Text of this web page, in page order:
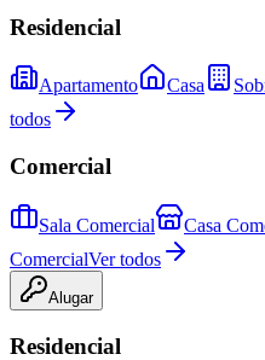
Residencial
Apartamento Casa
todos
Comercial
Sala Comercial Casa
ComercialVer todos
Alugar
Residencial